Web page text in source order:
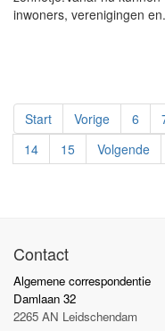
inwoners, verenigingen
Start Vorige 6
14
15 Volgende
Contact
Algemene correspondentie
Damlaan 32
2265 AN Leidschendam